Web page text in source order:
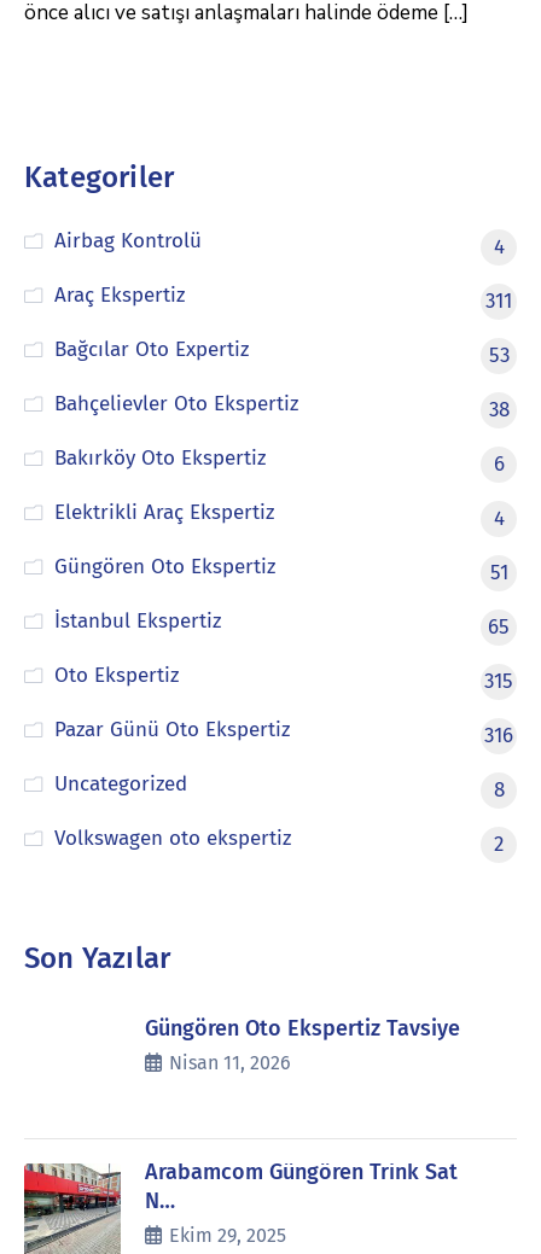
önce alıcı ve satışı anlaşmaları halinde ödeme […]
Kategoriler
Airbag Kontrolü
4
Araç Ekspertiz
311
Bağcılar Oto Expertiz
53
Bahçelievler Oto Ekspertiz
38
Bakırköy Oto Ekspertiz
6
Elektrikli Araç Ekspertiz
4
Güngören Oto Ekspertiz
51
İstanbul Ekspertiz
65
Oto Ekspertiz
315
Pazar Günü Oto Ekspertiz
316
Uncategorized
8
Volkswagen oto ekspertiz
2
Son Yazılar
Güngören Oto Ekspertiz Tavsiye
Nisan 11, 2026
Arabamcom Güngören Trink Sat
N…
Ekim 29, 2025